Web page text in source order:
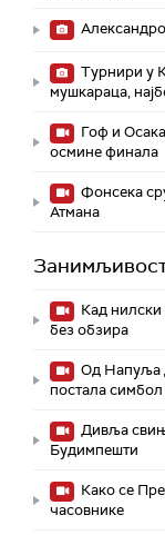
Турнири у
мушкараца,
Гоф и
осмине финала
Фонсека
Атмана
Кад нилски
без обзира
Од Напуља
постала
Дивља
Будимпешти
Како се
часовнике